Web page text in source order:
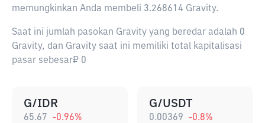
memungkinkan Anda membeli 3.268614 Gravity.
Saat ini jumlah pasokan Gravity yang beredar adalah 0
Gravity, dan Gravity saat ini memiliki total kapitalisasi
pasar sebesar₽ 0
G/IDR
65.67 -0.96%
G/USDT
0.00369 -0.8%